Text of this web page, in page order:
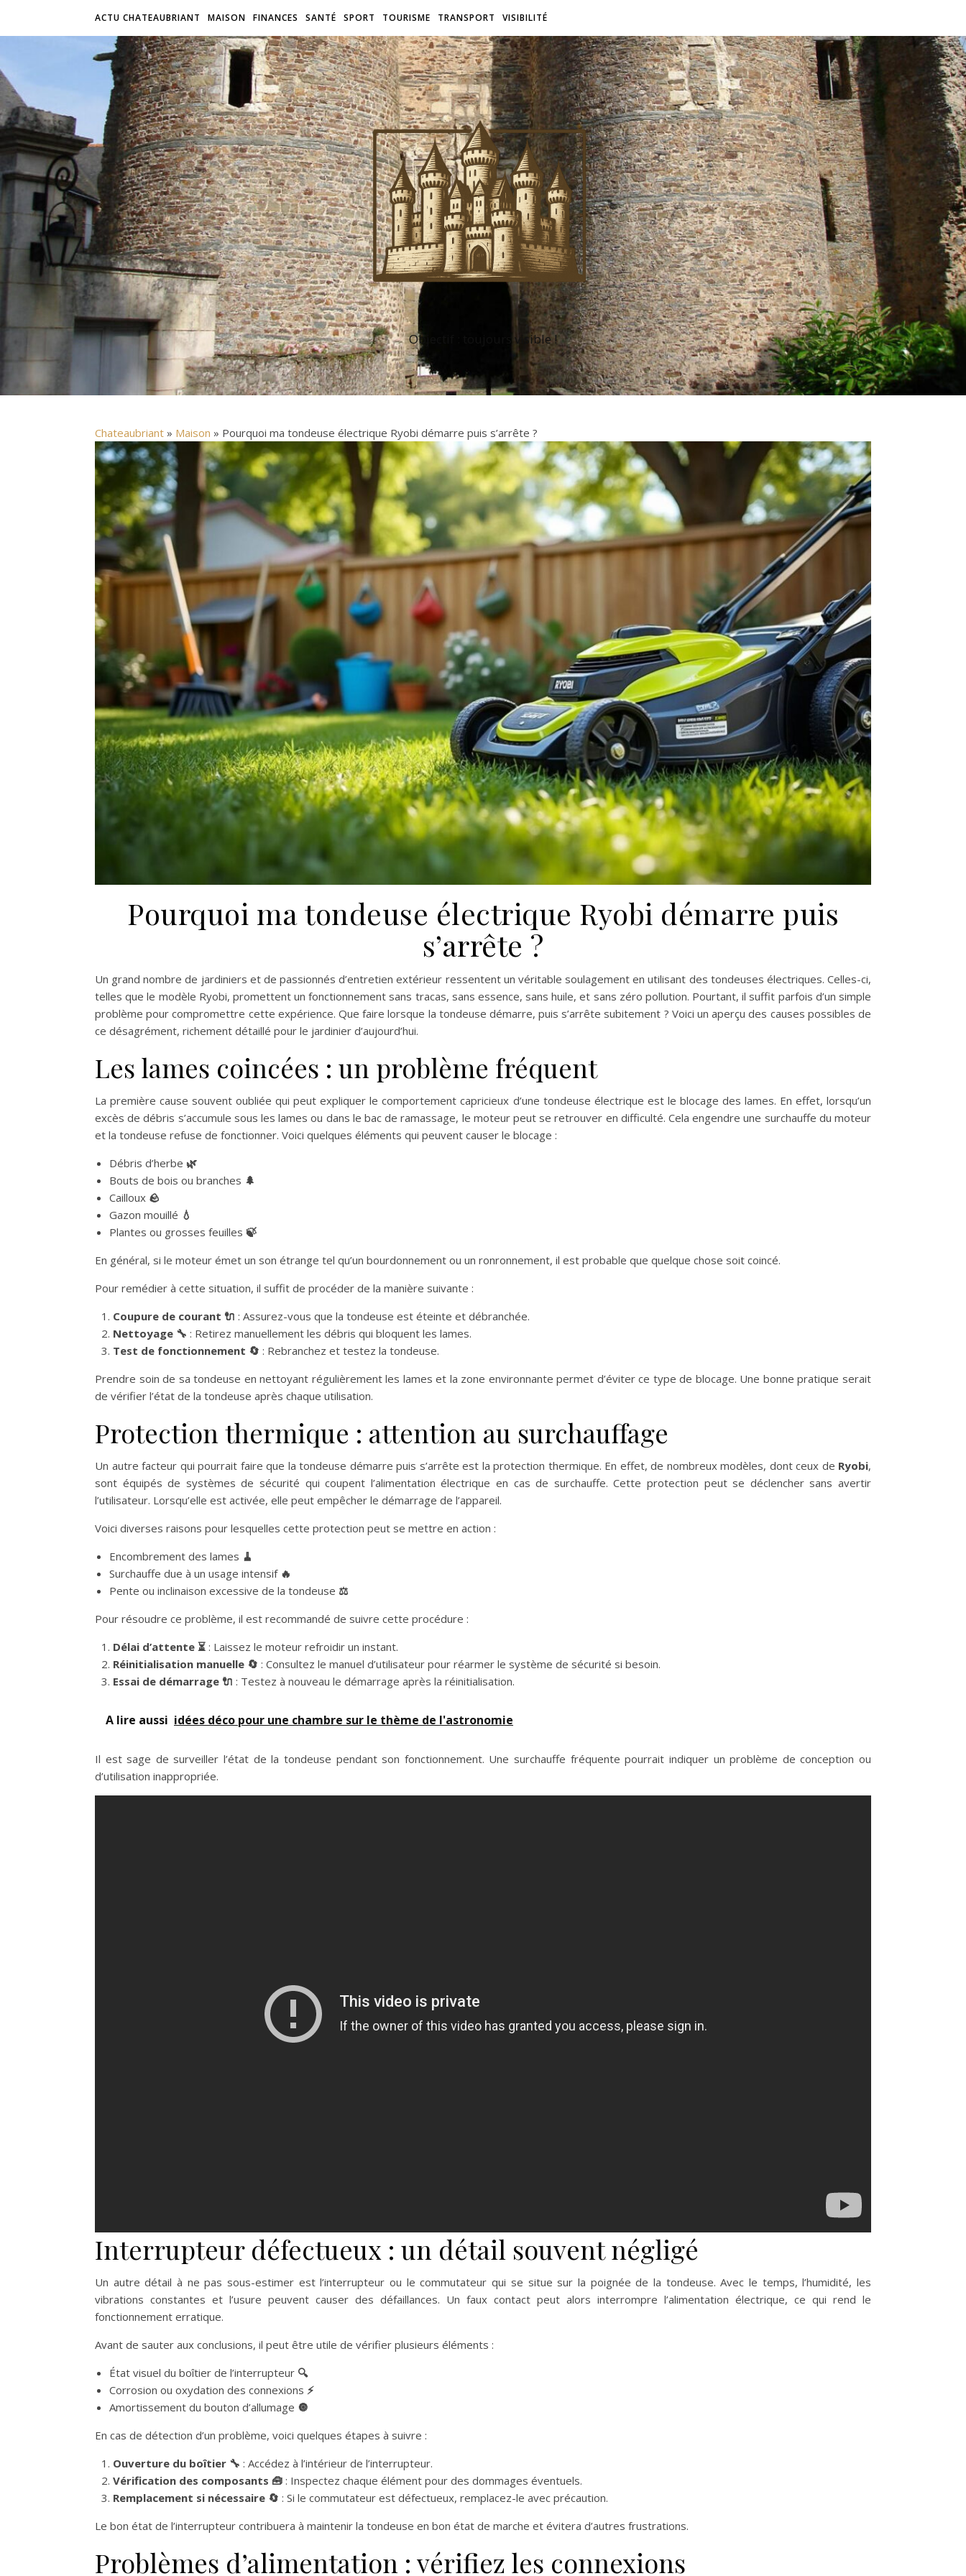
ACTU CHATEAUBRIANT MAISON FINANCES SANTÉ SPORT TOURISME TRANSPORT VISIBILITÉ
Objectif : toujours visible !
Chateaubriant » Maison » Pourquoi ma tondeuse électrique Ryobi démarre puis s’arrête ?
Pourquoi ma tondeuse électrique Ryobi démarre puis
s’arrête ?
Un grand nombre de jardiniers et de passionnés d’entretien extérieur ressentent un véritable soulagement en utilisant des tondeuses électriques. Celles-ci,
telles que le modèle Ryobi, promettent un fonctionnement sans tracas, sans essence, sans huile, et sans zéro pollution. Pourtant, il suffit parfois d’un simple
problème pour compromettre cette expérience. Que faire lorsque la tondeuse démarre, puis s’arrête subitement ? Voici un aperçu des causes possibles de
ce désagrément, richement détaillé pour le jardinier d’aujourd’hui.
Les lames coincées : un problème fréquent
La première cause souvent oubliée qui peut expliquer le comportement capricieux d’une tondeuse électrique est le blocage des lames. En effet, lorsqu’un
excès de débris s’accumule sous les lames ou dans le bac de ramassage, le moteur peut se retrouver en difficulté. Cela engendre une surchauffe du moteur
et la tondeuse refuse de fonctionner. Voici quelques éléments qui peuvent causer le blocage :
Débris d’herbe 🌿
Bouts de bois ou branches 🌲
Cailloux 🪨
Gazon mouillé 💧
Plantes ou grosses feuilles 🍃
En général, si le moteur émet un son étrange tel qu’un bourdonnement ou un ronronnement, il est probable que quelque chose soit coincé.
Pour remédier à cette situation, il suffit de procéder de la manière suivante :
Coupure de courant 🔌 : Assurez-vous que la tondeuse est éteinte et débranchée.
Nettoyage 🔧 : Retirez manuellement les débris qui bloquent les lames.
Test de fonctionnement 🔄 : Rebranchez et testez la tondeuse.
Prendre soin de sa tondeuse en nettoyant régulièrement les lames et la zone environnante permet d’éviter ce type de blocage. Une bonne pratique serait
de vérifier l’état de la tondeuse après chaque utilisation.
Protection thermique : attention au surchauffage
Un autre facteur qui pourrait faire que la tondeuse démarre puis s’arrête est la protection thermique. En effet, de nombreux modèles, dont ceux de Ryobi,
sont équipés de systèmes de sécurité qui coupent l’alimentation électrique en cas de surchauffe. Cette protection peut se déclencher sans avertir
l’utilisateur. Lorsqu’elle est activée, elle peut empêcher le démarrage de l’appareil.
Voici diverses raisons pour lesquelles cette protection peut se mettre en action :
Encombrement des lames 🧹
Surchauffe due à un usage intensif 🔥
Pente ou inclinaison excessive de la tondeuse ⚖️
Pour résoudre ce problème, il est recommandé de suivre cette procédure :
Délai d’attente ⏳ : Laissez le moteur refroidir un instant.
Réinitialisation manuelle 🔄 : Consultez le manuel d’utilisateur pour réarmer le système de sécurité si besoin.
Essai de démarrage 🔌 : Testez à nouveau le démarrage après la réinitialisation.
A lire aussi idées déco pour une chambre sur le thème de l'astronomie
Il est sage de surveiller l’état de la tondeuse pendant son fonctionnement. Une surchauffe fréquente pourrait indiquer un problème de conception ou
d’utilisation inappropriée.
Interrupteur défectueux : un détail souvent négligé
Un autre détail à ne pas sous-estimer est l’interrupteur ou le commutateur qui se situe sur la poignée de la tondeuse. Avec le temps, l’humidité, les
vibrations constantes et l’usure peuvent causer des défaillances. Un faux contact peut alors interrompre l’alimentation électrique, ce qui rend le
fonctionnement erratique.
Avant de sauter aux conclusions, il peut être utile de vérifier plusieurs éléments :
État visuel du boîtier de l’interrupteur 🔍
Corrosion ou oxydation des connexions ⚡
Amortissement du bouton d’allumage 🔘
En cas de détection d’un problème, voici quelques étapes à suivre :
Ouverture du boîtier 🔧 : Accédez à l’intérieur de l’interrupteur.
Vérification des composants 🧰 : Inspectez chaque élément pour des dommages éventuels.
Remplacement si nécessaire 🔄 : Si le commutateur est défectueux, remplacez-le avec précaution.
Le bon état de l’interrupteur contribuera à maintenir la tondeuse en bon état de marche et évitera d’autres frustrations.
Problèmes d’alimentation : vérifiez les connexions